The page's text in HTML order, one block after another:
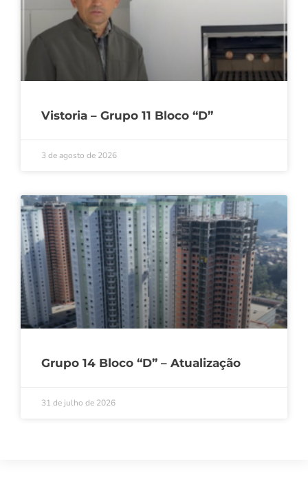
Vistoria – Grupo 11 Bloco “D”
3 de agosto de 2026
Grupo 14 Bloco “D” – Atualização
31 de julho de 2026